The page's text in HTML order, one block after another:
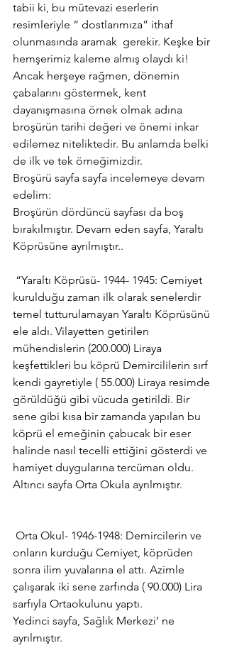
tabii ki, bu mütevazi eserlerin
resimleriyle “ dostlarımıza” ithaf
olunmasında aramak  gerekir. Keşke bir
hemşerimiz kaleme almış olaydı ki!
Ancak herşeye rağmen, dönemin
çabalarını göstermek, kent
dayanışmasına örnek olmak adına
broşürün tarihi değeri ve önemi inkar
edilemez niteliktedir. Bu anlamda belki
de ilk ve tek örneğimizdir.
Broşürü sayfa sayfa incelemeye devam
edelim:
Broşürün dördüncü sayfası da boş
bırakılmıştır. Devam eden sayfa, Yaraltı
Köprüsüne ayrılmıştır..
kurulduğu zaman ilk olarak senelerdir
temel tutturulamayan Yaraltı Köprüsünü
ele aldı. Vilayetten getirilen
mühendislerin (200.000) Liraya
keşfettikleri bu köprü Demircililerin sırf
kendi gayretiyle ( 55.000) Liraya resimde
görüldüğü gibi vücuda getirildi. Bir
sene gibi kısa bir zamanda yapılan bu
köprü el emeğinin çabucak bir eser
halinde nasıl tecelli ettiğini gösterdi ve
hamiyet duygularına tercüman oldu.
Altıncı sayfa Orta Okula ayrılmıştır.
onların kurduğu Cemiyet, köprüden
sonra ilim yuvalarına el attı. Azimle
çalışarak iki sene zarfında ( 90.000) Lira
sarfıyla Ortaokulunu yaptı.
Yedinci sayfa, Sağlık Merkezi’ ne
ayrılmıştır.